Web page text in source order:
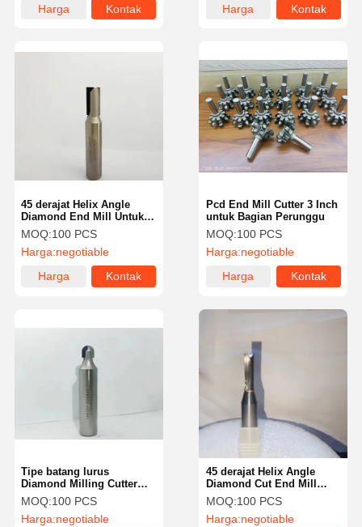
Harga
Kontak
Harga
Kontak
45 derajat Helix Angle
Diamond End Mill Untuk
Harded Steel / Grafit /
Keramik
MOQ:100 PCS
Harga:negotiable
Harga
Kontak
Pcd End Mill Cutter 3 Inch
untuk Bagian Perunggu
MOQ:100 PCS
Harga:negotiable
Harga
Kontak
Tipe batang lurus
Diamond Milling Cutter
tahan terhadap keausan
untuk pemesinan presisi
MOQ:100 PCS
Harga:negotiable
45 derajat Helix Angle
Diamond Cut End Mill
untuk halus dan akurat
penggilingan
MOQ:100 PCS
Harga:negotiable